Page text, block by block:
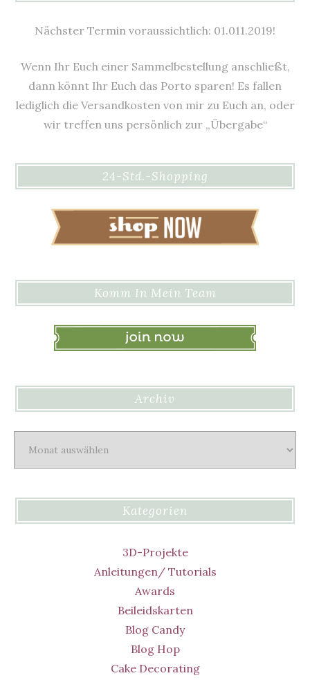
Nächster Termin voraussichtlich: 01.011.2019!
Wenn Ihr Euch einer Sammelbestellung anschließt,
dann könnt Ihr Euch das Porto sparen! Es fallen
lediglich die Versandkosten von mir zu Euch an, oder
wir treffen uns persönlich zur „Übergabe“
24-Std.-Shopping
Komm In Mein Team
Archiv
Kategorien
3D-Projekte
Anleitungen/ Tutorials
Awards
Beileidskarten
Blog Candy
Blog Hop
Cake Decorating